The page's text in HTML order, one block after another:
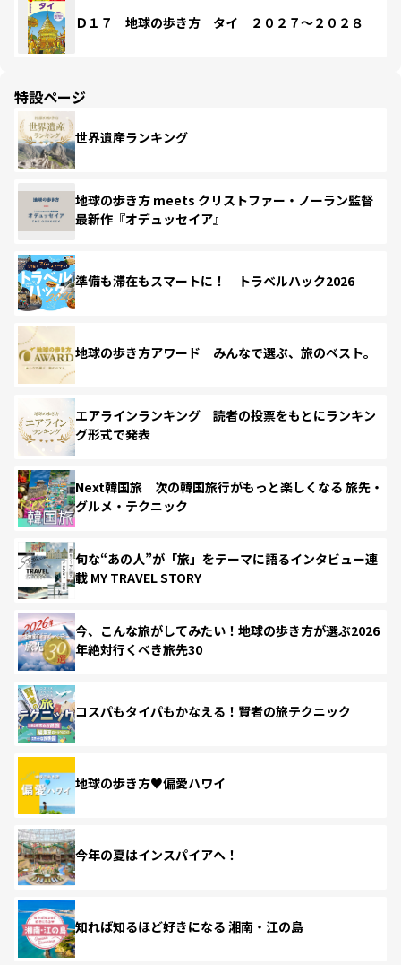
Ｄ１７ 地球の歩き方 タイ ２０２７～２０２８
特設ページ
世界遺産ランキング
地球の歩き方 meets クリストファー・ノーラン監督
最新作『オデュッセイア』
準備も滞在もスマートに！ トラベルハック2026
地球の歩き方アワード みんなで選ぶ、旅のベスト。
エアラインランキング 読者の投票をもとにランキン
グ形式で発表
Next韓国旅 次の韓国旅行がもっと楽しくなる 旅先・
グルメ・テクニック
旬な“あの人”が「旅」をテーマに語るインタビュー連
載 MY TRAVEL STORY
今、こんな旅がしてみたい！地球の歩き方が選ぶ2026
年絶対行くべき旅先30
コスパもタイパもかなえる！賢者の旅テクニック
地球の歩き方♥偏愛ハワイ
今年の夏はインスパイアへ！
知れば知るほど好きになる 湘南・江の島